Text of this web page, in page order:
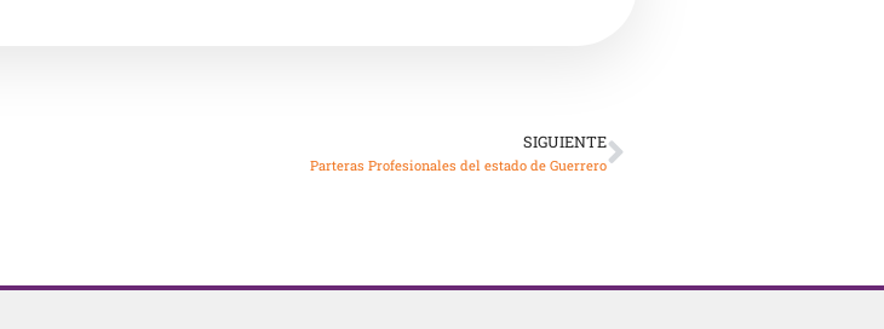
SIGUIENTE
Parteras Profesionales del estado de Guerrero